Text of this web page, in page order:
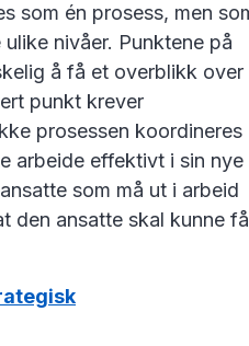
som én prosess, men
nivåer. Punktene på
å få et overblikk over
punkt krever
prosessen koordineres
arbeide effektivt i sin nye
som må ut i arbeid
den ansatte skal kunne få